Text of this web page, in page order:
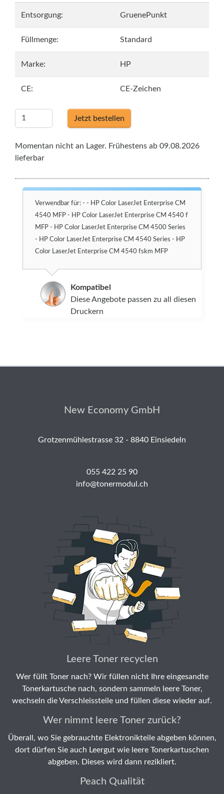
Entsorgung: GruenePunkt
Füllmenge: Standard
Marke: HP
CE: CE-Zeichen
Jetzt bestellen
Momentan nicht an Lager. Frühestens ab 09.08.2026
lieferbar
Verwendbar für: - - HP Color LaserJet Enterprise CM
4540 MFP - HP Color LaserJet Enterprise CM 4540 f
MFP - HP Color LaserJet Enterprise CM 4500 Series
- HP Color LaserJet Enterprise CM 4540 Series - HP
Color LaserJet Enterprise CM 4540 fskm MFP
Kompatibel
Diese Angebote passen zu all diesen
Druckern
New Economy GmbH
Grotzenmühlestrasse 32 - 8840 Einsiedeln
055 422 25 90
info@tonermodul.ch
Leere Toner recyclen
Wer füllt Toner nach? Wir füllen nicht Ihre eingesandte
Tonerkartusche nach, sondern sammeln leere Toner,
wechseln die Verschleissteile und füllen diese wieder auf.
Wer nimmt leere Toner zurück?
Überall, wo Sie gebrauchte Elektronikteile abgeben können,
dort dürfen Sie auch Leergut wie leere Tonerkartuschen
abgeben. Dieses wird dann rezikliert.
Peach Qualität